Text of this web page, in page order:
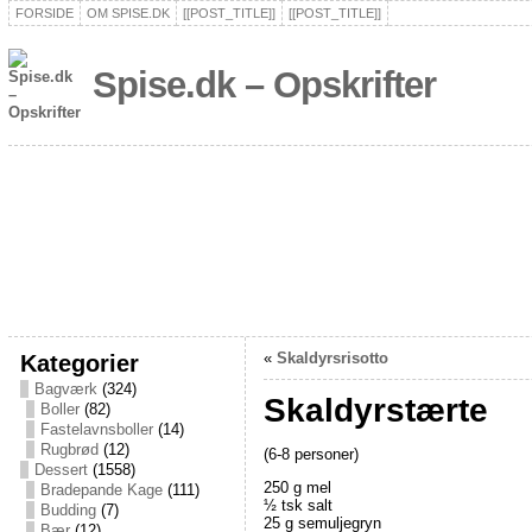
FORSIDE OM SPISE.DK [[POST_TITLE]] [[POST_TITLE]]
Spise.dk – Opskrifter
Kategorier
Bagværk(324)
Boller(82)
Fastelavnsboller(14)
Rugbrød (12)
Dessert(1558)
Bradepande Kage(111)
Budding(7)
« Skaldyrsrisotto
Skaldyrstærte
(6-8 personer)
250 g mel
½ tsk salt
25 g semuljegryn